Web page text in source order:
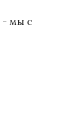
- мы с